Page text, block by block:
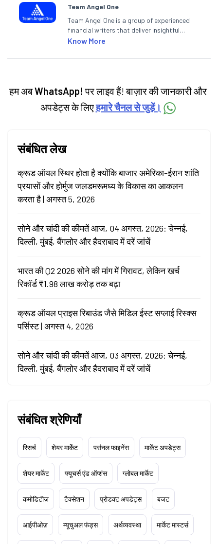
Team Angel One
Team Angel One is a group of experienced
financial writers that deliver insightful
articles on the stock market, IPO, economy,
categories.
Know More
हम अबWhatsApp! पर लाइव हैं! बाज़ार की जानकारी और
अपडेट्स के लिएहमारे चैनल से जुड़ें।
संबंधित लेख
क्रूड ऑयल स्थिर होता है क्योंकि बाजार अमेरिका-ईरान शांति
प्रयासों और होर्मुज जलडमरूमध्य के विकास का आकलन
करता है | अगस्त 5, 2026
सोने और चांदी की कीमतें आज, 04 अगस्त, 2026: चेन्नई,
दिल्ली, मुंबई, बैंगलोर और हैदराबाद में दरें जांचें
भारत की Q2 2026 सोने की मांग में गिरावट, लेकिन खर्च
रिकॉर्ड ₹1.98 लाख करोड़ तक बढ़ा
क्रूड ऑयल प्राइस रिबाउंड जैसे मिडिल ईस्ट सप्लाई रिस्क्स
पर्सिस्ट | अगस्त 4, 2026
सोने और चांदी की कीमतें आज, 03 अगस्त, 2026: चेन्नई,
दिल्ली, मुंबई, बैंगलोर और हैदराबाद में दरें जांचें
संबंधित श्रेणियाँ
रिसर्च शेयर मार्केट पर्सनल फाइनेंस मार्केट अपडेट्स
शेयर मार्केट फ्यूचर्स एंड ऑप्शंस ग्लोबल मार्केट
कमोडिटीज़ टैक्सेशन प्रोडक्ट अपडेट्स बजट
आईपीओज़ म्यूचुअल फंड्स अर्थव्यवस्था मार्केट मास्टर्स